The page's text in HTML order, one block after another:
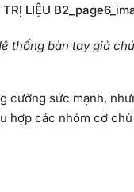
LIỆU
thống bàn tay giả
cường sức mạnh,
hợp các nhóm cơ